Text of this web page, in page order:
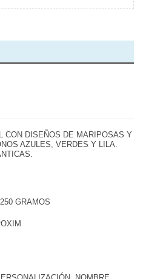
CON DISEÑOS DE MARIPOSAS Y
AZULES, VERDES Y LILA.
GRAMOS